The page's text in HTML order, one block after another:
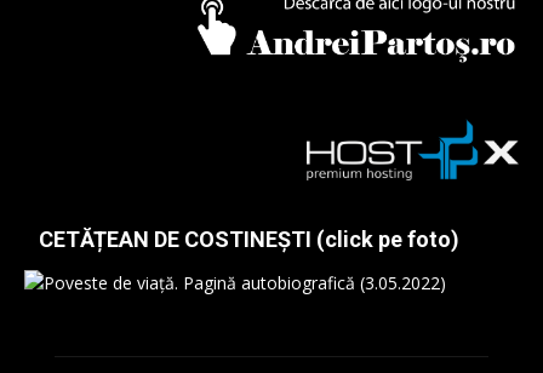
CETĂȚEAN DE COSTINEȘTI (click pe foto)